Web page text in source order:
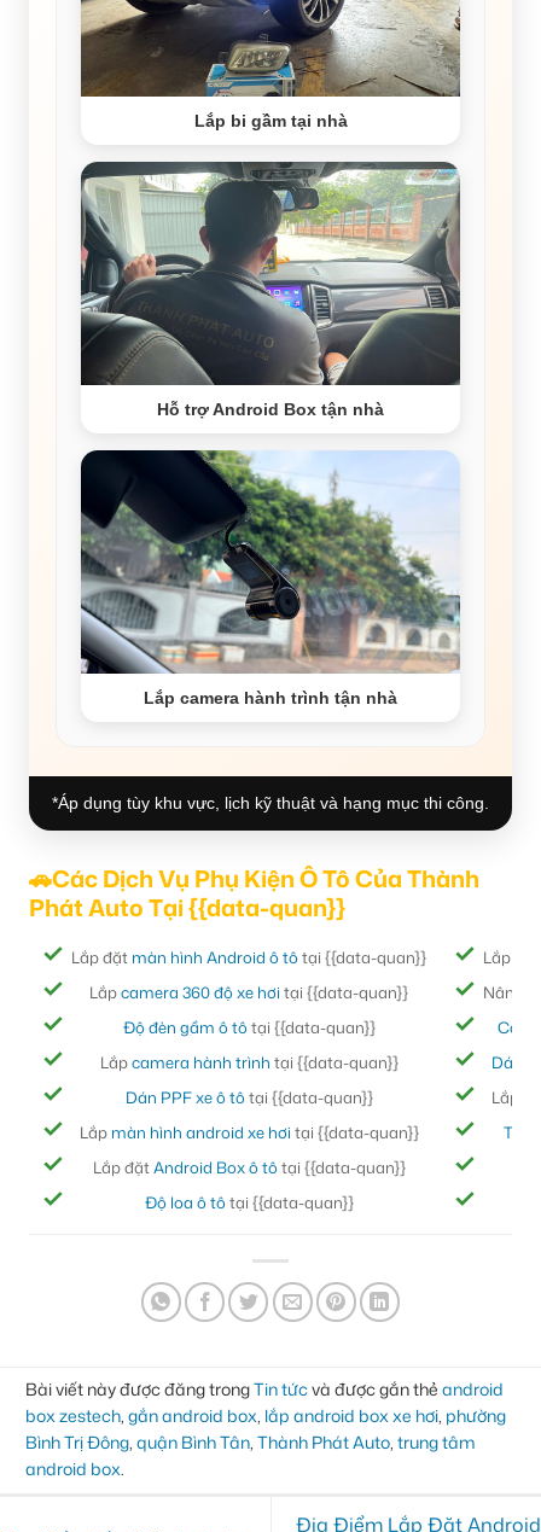
Lắp bi gầm tại nhà
Hỗ trợ Android Box tận nhà
Lắp camera hành trình tận nhà
*Áp dụng tùy khu vực, lịch kỹ thuật và hạng mục thi công.
🚗Các Dịch Vụ Phụ Kiện Ô Tô Của Thành
Phát Auto Tại {{data-quan}}
Lắp đặt màn hình Android ô tôtại {{data-quan}}
Lắpcamera 360 độ xe hơi tại {{data-quan}}
Độ đèn gầm ô tôtại {{data-quan}}
Lắpcamera hành trình tại {{data-quan}}
Dán PPF xe ô tôtại {{data-quan}}
Lắp màn hình android xe hơi tại {{data-quan}}
Lắp đặtAndroid Box ô tôtại {{data-quan}}
Độ loa ô tôtại {{data-quan}}
Lắp
Nâng
Dán
Lắp
Bài viết này được đăng trongTin tứcvà được gắn thẻ android
box zestech, gắn android box, lắp android box xe hơi, phường
Bình Trị Đông, quận Bình Tân, Thành Phát Auto, trung tâm
android box.
Địa Điểm Lắp Đặt Android